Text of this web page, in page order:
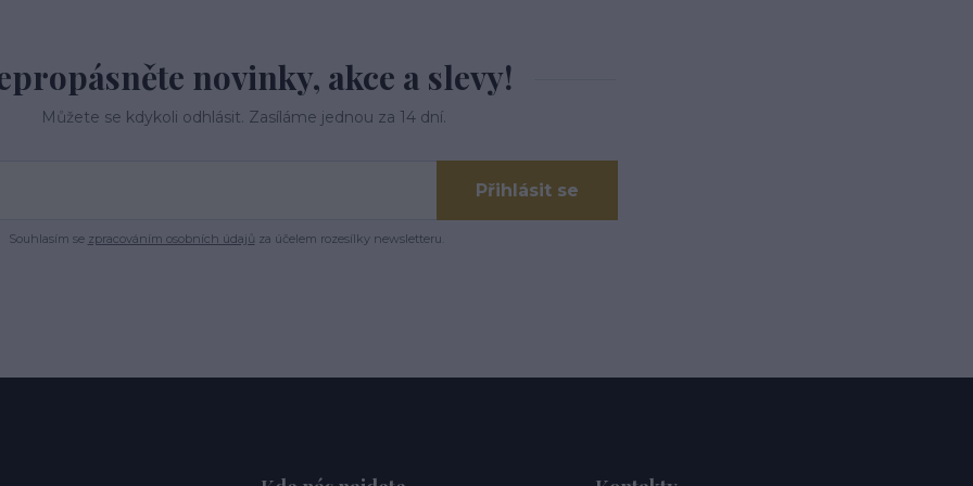
novinky, akce a slevy!
Můžete se kdykoli odhlásit. Zasíláme jednou za 14 dní.
Přihlásit se
Souhlasím se zpracováním osobních údajů za účelem rozesílky newsletteru.